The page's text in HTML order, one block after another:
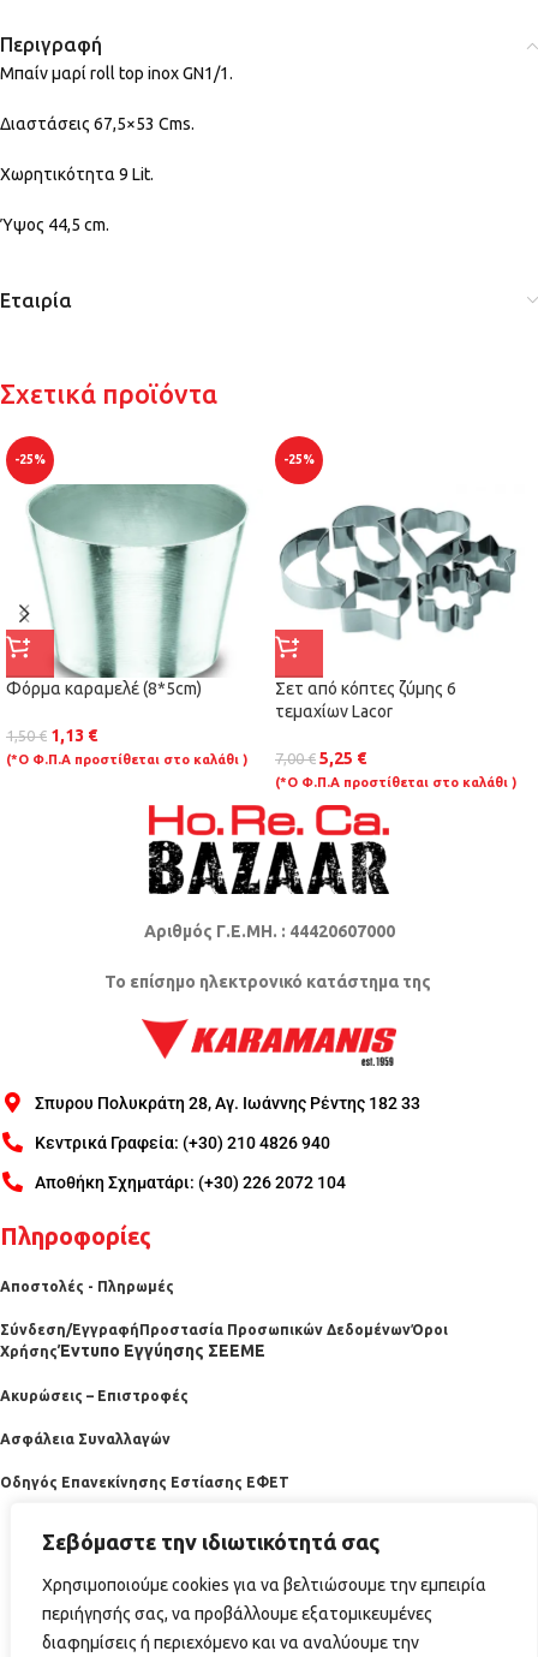
Σεβόμαστε την ιδιωτικότητά σας
Χρησιμοποιούμε cookies για να βελτιώσουμε την εμπειρία
περιήγησής σας, να προβάλλουμε εξατομικευμένες
διαφημίσεις ή περιεχόμενο και να αναλύουμε την
Περιγραφή
Μπαίν μαρί roll top inox GN1/1.
Διαστάσεις 67,5×53 Cms.
Χωρητικότητα 9 Lit.
Ύψος 44,5 cm.
Εταιρία
Σχετικά προϊόντα
-25%
Φόρμα καραμελέ (8*5cm)
1,50€ 1,13 €
(*Ο Φ.Π.Α προστίθεται στο καλάθι )
-25%
Σετ από κόπτες ζύμης 6
τεμαχίων Lacor
7,00€ 5,25 €
(*Ο Φ.Π.Α προστίθεται στο καλάθι )
Αριθμός Γ.Ε.ΜΗ. : 44420607000
Το επίσημο ηλεκτρονικό κατάστημα της
Σπυρου Πολυκράτη 28, Αγ. Ιωάννης Ρέντης 182 33
Κεντρικά Γραφεία: (+30) 210 4826 940
Αποθήκη Σχηματάρι: (+30) 226 2072 104
Πληροφορίες
Αποστολές - Πληρωμές
Σύνδεση/ΕγγραφήΠροστασία Προσωπικών ΔεδομένωνΌροι
ΧρήσηςΈντυπο Εγγύησης ΣΕΕΜΕ
Ακυρώσεις – Επιστροφές
Ασφάλεια Συναλλαγών
Οδηγός Επανεκίνησης Εστίασης ΕΦΕΤ